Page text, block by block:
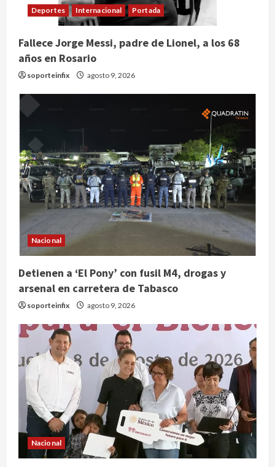
Deportes Internacional Portada
Fallece Jorge Messi, padre de Lionel, a los 68
años en Rosario
soporteinfix agosto 9, 2026
Nacional
Detienen a ‘El Pony’ con fusil M4, drogas y
arsenal en carretera de Tabasco
soporteinfix agosto 9, 2026
Nacional
2
Claudia Sheinbaum decreta Jornada
de Reforestación cada segundo
domingo de agosto
agosto 10, 2026
3
Reflexionan sobre el derecho a la
barrio
agosto 10, 2026
4
Jardín Hidalgo de Coyoacán atrae
mariposas y aves tras convertirse
en espacio polinizador
agosto 10, 2026